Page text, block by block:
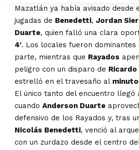
Mazatlán ya había avisado desde
jugadas de Benedetti, Jordan
Duarte, quien falló una clara
4′. Los locales fueron
parte, mientras que Rayados
peligro con un disparo de Ricardo
estrelló en el travesaño al minuto
El único tanto del encuentro llegó
cuando Anderson Duarte
defensivo de los Rayados y, tras
Nicolás Benedetti, venció al
con un zurdazo desde el centro